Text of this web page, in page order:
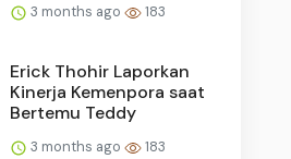
3 months ago 183
Erick Thohir Laporkan
Kinerja Kemenpora saat
Bertemu Teddy
3 months ago 183